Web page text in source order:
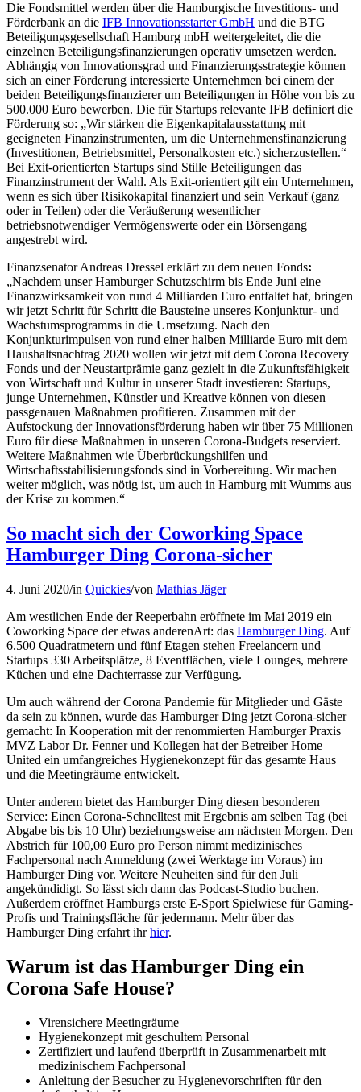
Die Fondsmittel werden über die Hamburgische Investitions- und
Förderbank an die IFB Innovationsstarter GmbH und die BTG
Beteiligungsgesellschaft Hamburg mbH weitergeleitet, die die
einzelnen Beteiligungsfinanzierungen operativ umsetzen werden.
Abhängig von Innovationsgrad und Finanzierungsstrategie können
sich an einer Förderung interessierte Unternehmen bei einem der
beiden Beteiligungsfinanzierer um Beteiligungen in Höhe von bis zu
500.000 Euro bewerben. Die für Startups relevante IFB definiert die
Förderung so: „Wir stärken die Eigenkapitalausstattung mit
geeigneten Finanzinstrumenten, um die Unternehmensfinanzierung
(Investitionen, Betriebsmittel, Personalkosten etc.) sicherzustellen.“
Bei Exit-orientierten Startups sind Stille Beteiligungen das
Finanzinstrument der Wahl. Als Exit-orientiert gilt ein Unternehmen,
wenn es sich über Risikokapital finanziert und sein Verkauf (ganz
oder in Teilen) oder die Veräußerung wesentlicher
betriebsnotwendiger Vermögenswerte oder ein Börsengang
angestrebt wird.
Finanzsenator Andreas Dressel erklärt zu dem neuen Fonds:
„Nachdem unser Hamburger Schutzschirm bis Ende Juni eine
Finanzwirksamkeit von rund 4 Milliarden Euro entfaltet hat, bringen
wir jetzt Schritt für Schritt die Bausteine unseres Konjunktur- und
Wachstumsprogramms in die Umsetzung. Nach den
Konjunkturimpulsen von rund einer halben Milliarde Euro mit dem
Haushaltsnachtrag 2020 wollen wir jetzt mit dem Corona Recovery
Fonds und der Neustartprämie ganz gezielt in die Zukunftsfähigkeit
von Wirtschaft und Kultur in unserer Stadt investieren: Startups,
junge Unternehmen, Künstler und Kreative können von diesen
passgenauen Maßnahmen profitieren. Zusammen mit der
Aufstockung der Innovationsförderung haben wir über 75 Millionen
Euro für diese Maßnahmen in unseren Corona-Budgets reserviert.
Weitere Maßnahmen wie Überbrückungshilfen und
Wirtschaftsstabilisierungsfonds sind in Vorbereitung. Wir machen
weiter möglich, was nötig ist, um auch in Hamburg mit Wumms aus
der Krise zu kommen.“
So macht sich der Coworking Space
Hamburger Ding Corona-sicher
4. Juni 2020/in Quickies/von Mathias Jäger
Am westlichen Ende der Reeperbahn eröffnete im Mai 2019 ein
Coworking Space der etwas anderenArt: das Hamburger Ding. Auf
6.500 Quadratmetern und fünf Etagen stehen Freelancern und
Startups 330 Arbeitsplätze, 8 Eventflächen, viele Lounges, mehrere
Küchen und eine Dachterrasse zur Verfügung.
Um auch während der Corona Pandemie für Mitglieder und Gäste
da sein zu können, wurde das Hamburger Ding jetzt Corona-sicher
gemacht: In Kooperation mit der renommierten Hamburger Praxis
MVZ Labor Dr. Fenner und Kollegen hat der Betreiber Home
United ein umfangreiches Hygienekonzept für das gesamte Haus
und die Meetingräume entwickelt.
Unter anderem bietet das Hamburger Ding diesen besonderen
Service: Einen Corona-Schnelltest mit Ergebnis am selben Tag (bei
Abgabe bis bis 10 Uhr) beziehungsweise am nächsten Morgen. Den
Abstrich für 100,00 Euro pro Person nimmt medizinisches
Fachpersonal nach Anmeldung (zwei Werktage im Voraus) im
Hamburger Ding vor. Weitere Neuheiten sind für den Juli
angekündidigt. So lässt sich dann das Podcast-Studio buchen.
Außerdem eröffnet Hamburgs erste E-Sport Spielwiese für Gaming-
Profis und Trainingsfläche für jedermann. Mehr über das
Hamburger Ding erfahrt ihrhier.
Warum ist das Hamburger Ding ein
Corona Safe House?
Virensichere Meetingräume
Hygienekonzept mit geschultem Personal
Zertifiziert und laufend überprüft in Zusammenarbeit mit
medizinischem Fachpersonal
Anleitung der Besucher zu Hygienevorschriften für den